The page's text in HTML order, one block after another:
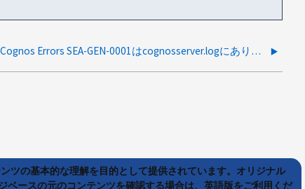
Cognos Errors SEA-GEN-0001はcognosserver.logにあります
ツの基本的な理解を目的として提供されています。オリジナル
ースの元のコンテンツを確認する場合は、英語版をご利用くだ